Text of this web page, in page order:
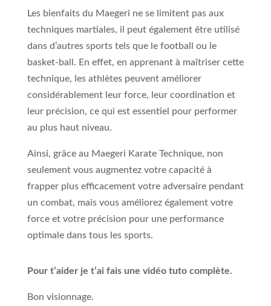
Les bienfaits du Maegeri ne se limitent pas aux
techniques martiales, il peut également être utilisé
dans d’autres sports tels que le football ou le
basket-ball. En effet, en apprenant à maîtriser cette
technique, les athlètes peuvent améliorer
considérablement leur force, leur coordination et
leur précision, ce qui est essentiel pour performer
au plus haut niveau.
Ainsi, grâce au Maegeri Karate Technique, non
seulement vous augmentez votre capacité à
frapper plus efficacement votre adversaire pendant
un combat, mais vous améliorez également votre
force et votre précision pour une performance
optimale dans tous les sports.
Pour t’aider je t’ai fais une vidéo tuto complète.
Bon visionnage.